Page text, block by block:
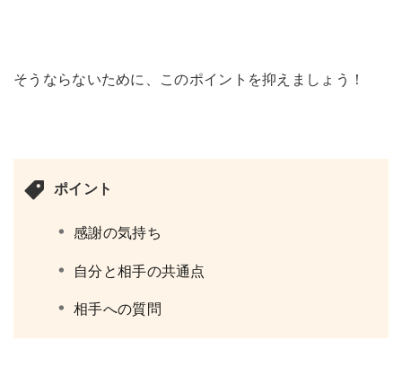
そうならないために、このポイントを抑えましょう！
ポイント
感謝の気持ち
自分と相手の共通点
相手への質問